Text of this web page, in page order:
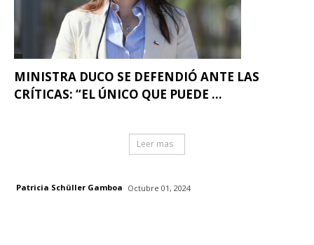
MINISTRA DUCO SE DEFENDIÓ ANTE LAS
CRÍTICAS: “EL ÚNICO QUE PUEDE ...
Leer mas
Patricia Schüller Gamboa Octubre 01, 2024